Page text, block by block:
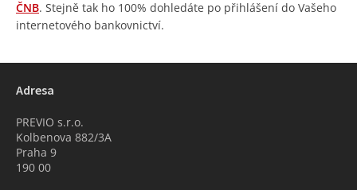
ČNB. Stejně tak ho 100% dohledáte po přihlášení do Vašeho
internetového bankovnictví.
Adresa
PREVIO s.r.o.
Kolbenova 882/3A
Praha 9
190 00